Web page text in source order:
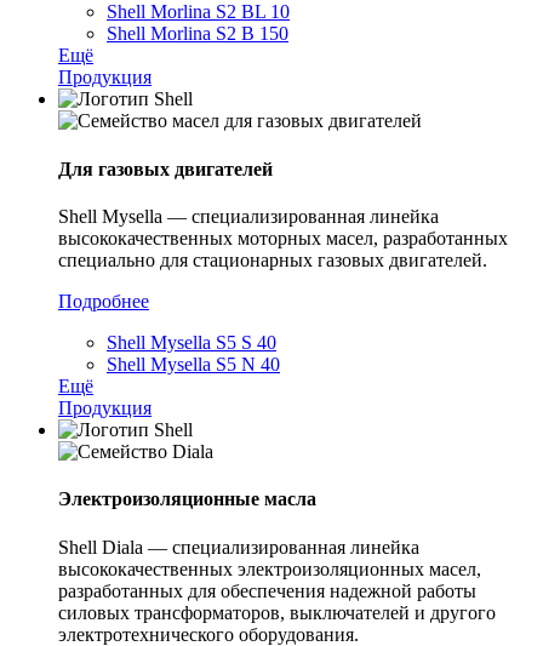
Shell Morlina S2 BL 10
Shell Morlina S2 B 150
Ещё
Продукция
Для газовых двигателей
Shell Mysella — специализированная линейка
высококачественных моторных масел, разработанных
специально для стационарных газовых двигателей.
Подробнее
Shell Mysella S5 S 40
Shell Mysella S5 N 40
Ещё
Продукция
Электроизоляционные масла
Shell Diala — специализированная линейка
высококачественных электроизоляционных масел,
разработанных для обеспечения надежной работы
силовых трансформаторов, выключателей и другого
электротехнического оборудования.